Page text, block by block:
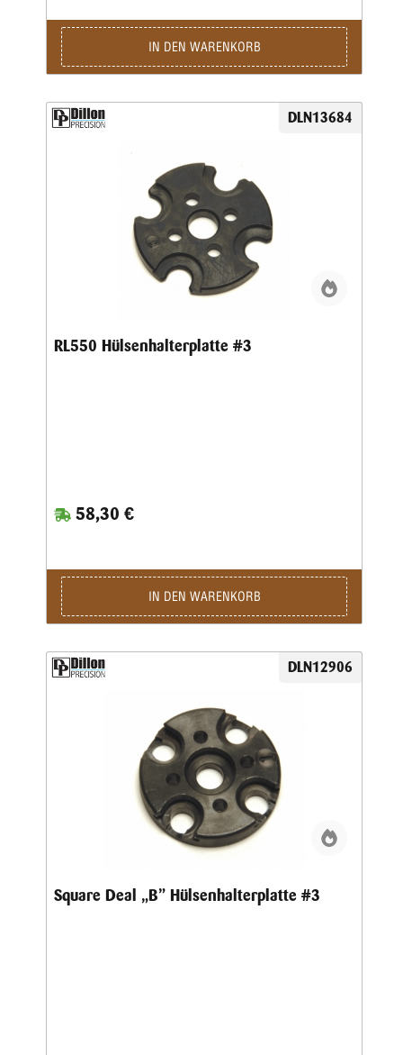
IN DEN WARENKORB
DLN13684
RL550 Hülsenhalterplatte #3
58,30 €
IN DEN WARENKORB
DLN12906
Square Deal „B” Hülsenhalterplatte #3